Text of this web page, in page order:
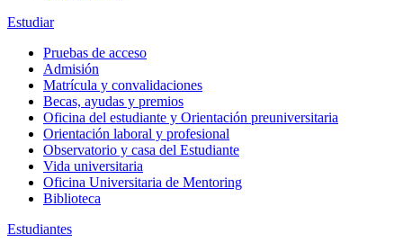
Estudiar
Pruebas de acceso
Admisión
Matrícula y convalidaciones
Becas, ayudas y premios
Oficina del estudiante y Orientación preuniversitaria
Orientación laboral y profesional
Observatorio y casa del Estudiante
Vida universitaria
Oficina Universitaria de Mentoring
Biblioteca
Estudiantes